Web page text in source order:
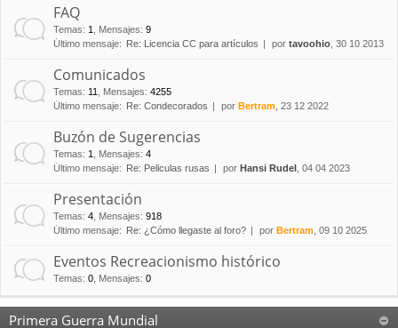
FAQ
Temas: 1 Mensajes: 9
Último mensaje:
Re: Licencia CC para artículos por tavoohio , 30 10 2013
Comunicados
Temas: 11 Mensajes: 4255
Último mensaje:
Re: Condecorados por Bertram , 23 12 2022
Buzón de Sugerencias
Temas: 1 Mensajes: 4
Último mensaje:
Re: Peliculas rusas por Hansi Rudel , 04 04 2023
Presentación
Temas: 4 Mensajes: 918
Último mensaje:
Re: ¿Cómo llegaste al foro? por Bertram , 09 10 2025
Eventos Recreacionismo histórico
Temas: 0 Mensajes: 0
Primera Guerra Mundial